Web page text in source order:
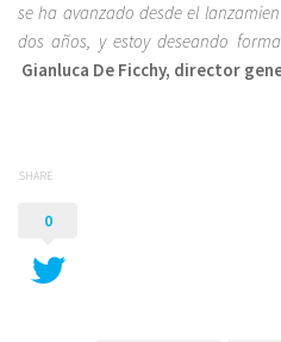
se ha avanzado desde el
dos años, y estoy deseando
Gianluca De Ficchy, director
SHARE
0